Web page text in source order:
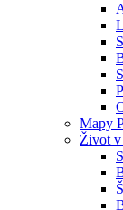
Mapy
Život v